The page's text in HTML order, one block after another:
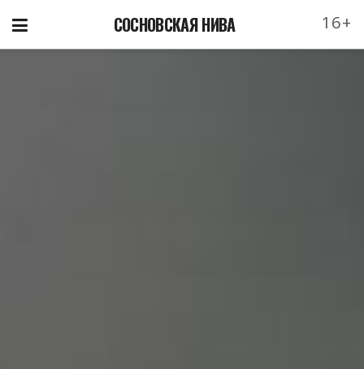
СОСНОВСКАЯ НИВА 16+